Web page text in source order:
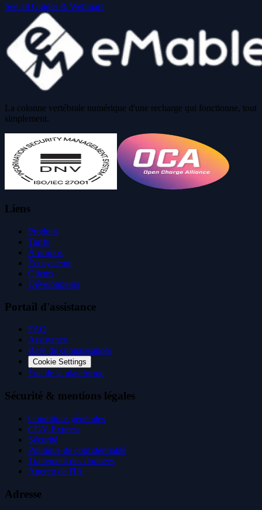
See all Guides & Webinars
La colonne vertébrale numérique d'une recharge qui fonctionne, tout
simplement.
Liens
Produits
Tarifs
À propos
Écosystème
Clients
Développeurs
Portail d'assistance
FAQ
Assistance
Base de connaissances
Cookie Settings
État de la plateforme
Sécurité & mentions légales
Conditions générales
CGV Express
Sécurité
Politique de confidentialité
Traitement des données
Aperçu de l'IA
Adresse